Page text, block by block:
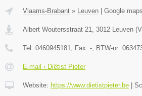
Vlaams-Brabant » Leuven | Google maps
Albert Woutersstraat 21 3012 Leuven (
Tel: 0460945181 , Fax: - , BTW-nr:
E-mail › Diëtist Pieter
Website: https://www.dietistpieter.be |